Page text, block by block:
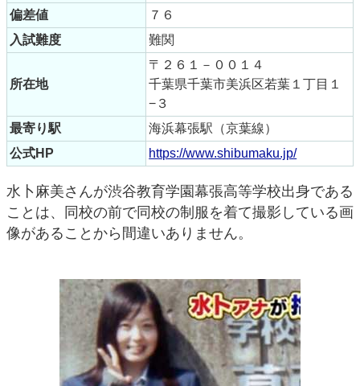
偏差値
７６
入試難度
難関
所在地
〒２６１－００１４
千葉県千葉市美浜区若葉１丁目１
−３
最寄り駅
海浜幕張駅（京葉線）
公式HP
https://www.shibumaku.jp/
水卜麻美さんが渋谷教育学園幕張高等学校出身である
ことは、同校の前で同校の制服を着て撮影している画
像があることから間違いありません。